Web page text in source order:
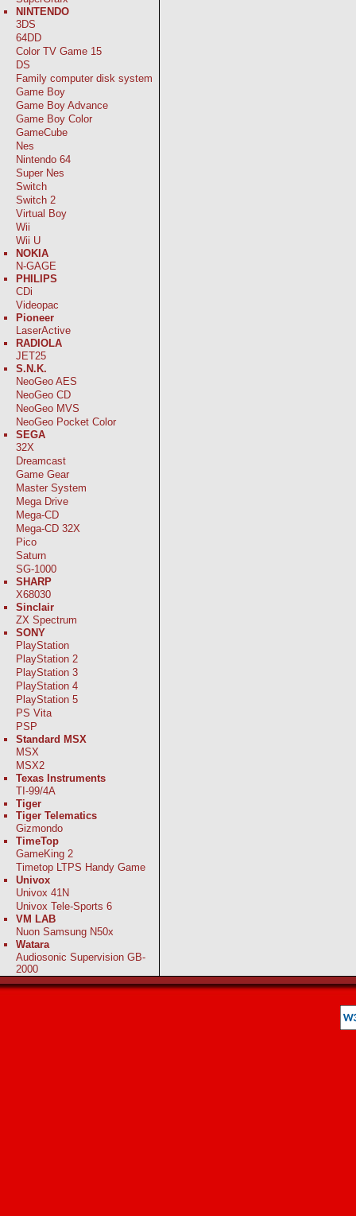
NINTENDO
3DS
64DD
Color TV Game 15
DS
Family computer disk system
Game Boy
Game Boy Advance
Game Boy Color
GameCube
Nes
Nintendo 64
Super Nes
Switch
Switch 2
Virtual Boy
Wii
Wii U
NOKIA
N-GAGE
PHILIPS
CDi
Videopac
Pioneer
LaserActive
RADIOLA
JET25
S.N.K.
NeoGeo AES
NeoGeo CD
NeoGeo MVS
NeoGeo Pocket Color
SEGA
32X
Dreamcast
Game Gear
Master System
Mega Drive
Mega-CD
Mega-CD 32X
Pico
Saturn
SG-1000
SHARP
X68030
Sinclair
ZX Spectrum
SONY
PlayStation
PlayStation 2
PlayStation 3
PlayStation 4
PlayStation 5
PS Vita
PSP
Standard MSX
MSX
MSX2
Texas Instruments
TI-99/4A
Tiger
Tiger Telematics
Gizmondo
TimeTop
GameKing 2
Timetop LTPS Handy Game
Univox
Univox 41N
Univox Tele-Sports 6
VM LAB
Nuon Samsung N50x
Watara
Audiosonic Supervision GB-
2000